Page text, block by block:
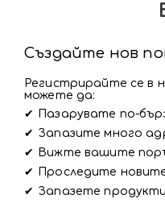
Създайте нов
Регистрирайте се в
можете да:
Пазарувате по-
Запазите много
Вижте вашите
Проследите
Запазете